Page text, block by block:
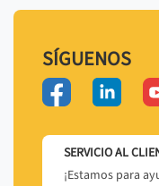
SÍGUENOS
SERVICIO AL
¡Estamos para